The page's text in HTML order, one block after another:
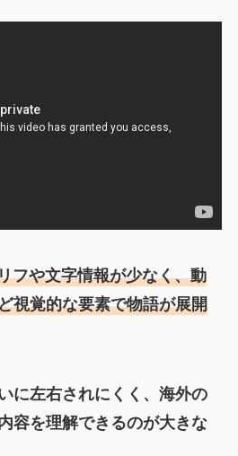
フや文字情報が少なく、動
視覚的な要素で物語が展開
に左右されにくく、海外の
容を理解できるのが大きな